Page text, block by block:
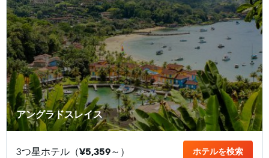
アングラドスレイス
3つ星ホテル（¥5,359​～） ホテルを検索